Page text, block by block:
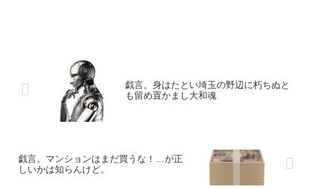
戯言。身はたとい埼玉の野辺に朽ちぬと
も留め置かまし大和魂
戯言。マンションはまだ買うな！…が正
しいかは知らんけど。